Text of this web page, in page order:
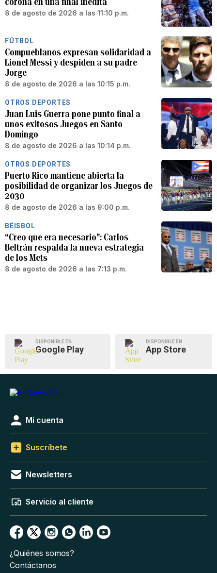
8 de agosto de 2026 a las 11:10 p.m.
FÚTBOL
Compueblanos expresan solidaridad a
Lionel Messi y despiden a su padre
Jorge
8 de agosto de 2026 a las 10:15 p.m.
OTROS DEPORTES
Juan Luis Guerra pone punto final a
unos exitosos Juegos en Santo
Domingo
8 de agosto de 2026 a las 10:14 p.m.
OTROS DEPORTES
Puerto Rico mantiene abierta la
posibilidad de organizar los Juegos de
2030
8 de agosto de 2026 a las 9:00 p.m.
BÉISBOL
“Creo que era necesario”: Carlos
Beltrán respalda la nueva estrategia
de los Mets
8 de agosto de 2026 a las 7:13 p.m.
DISPONIBLE EN
Google Play
DISPONIBLE EN
App Store
Mi cuenta
Suscríbete
Newsletters
Servicio al cliente
¿Quiénes somos?
Contáctanos